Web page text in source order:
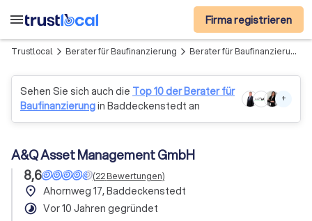
menu Firma registrieren
Trustlocal arrow_forward_ios Berater für Baufinanzierung arrow_forward_ios Berater für Baufinanzierung in Region Holle
Sehen Sie sich auch die Top 10 der Berater für
Baufinanzierungin Baddeckenstedt an
+
A&Q Asset Management GmbH
8,6
(22Bewertungen)
place Ahornweg 17, Baddeckenstedt
timelapse Vor 10 Jahren gegründet